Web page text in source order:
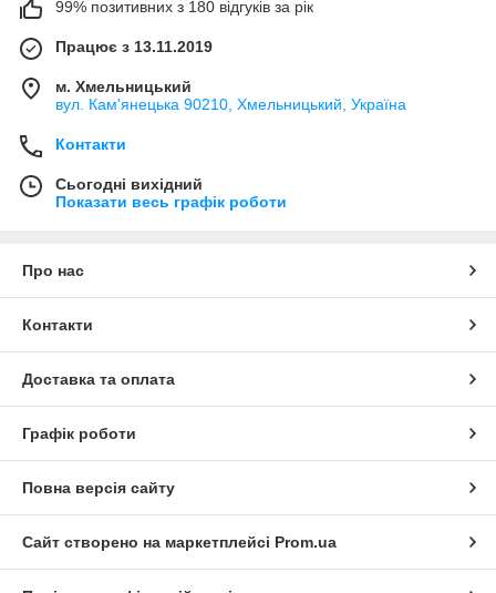
99% позитивних з 180 відгуків за рік
Працює з 13.11.2019
м. Хмельницький
вул. Кам'янецька 90210, Хмельницький, Україна
Контакти
Сьогодні вихідний
Показати весь графік роботи
Про нас
Контакти
Доставка та оплата
Графік роботи
Повна версія сайту
Сайт створено на маркетплейсі Prom.ua